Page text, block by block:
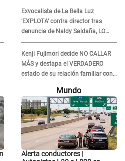
quedar así"
Exvocalista de La Bella Luz
'EXPLOTA' contra director tras
denuncia de Naldy Saldaña, LO
INSULTA y lanza GRAVE
advertencia: "Falta que rueden dos
cabezas más"
Kenji Fujimori decide NO CALLAR
MÁS y destapa el VERDADERO
estado de su relación familiar con
Keiko Fujimori: "Mi familia es Érika,
Mundo
Alerta conductores |